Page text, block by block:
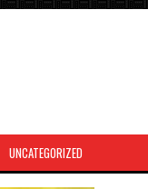
UNCATEGORIZED